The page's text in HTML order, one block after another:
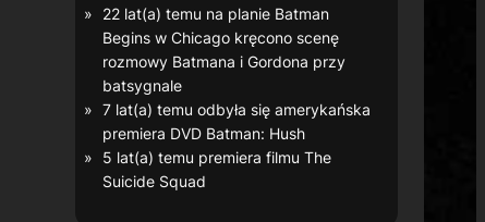
22 lat(a) temu na planie Batman
Begins w Chicago kręcono scenę
rozmowy Batmana i Gordona przy
batsygnale
7 lat(a) temu odbyła się amerykańska
premiera DVD Batman: Hush
5 lat(a) temu premiera filmuThe
Suicide Squad